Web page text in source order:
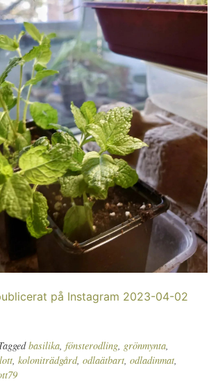
på Instagram 2023-04-02
basilika, fönsterodling, grönmynta,
, koloniträdgård, odlaätbart, odladinmat,